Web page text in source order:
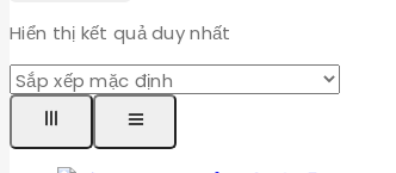
Hiển thị kết quả duy nhất